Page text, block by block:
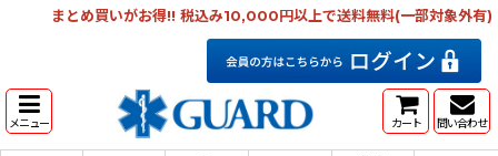
まとめ買いがお得!! 税込み10,000円以上で送料無料(一部対象外有)
メニュー カート 問い合わせ